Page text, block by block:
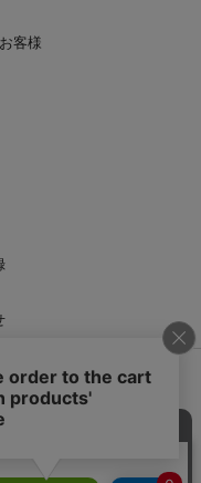
客様
情報の取り扱い | サイトマップ